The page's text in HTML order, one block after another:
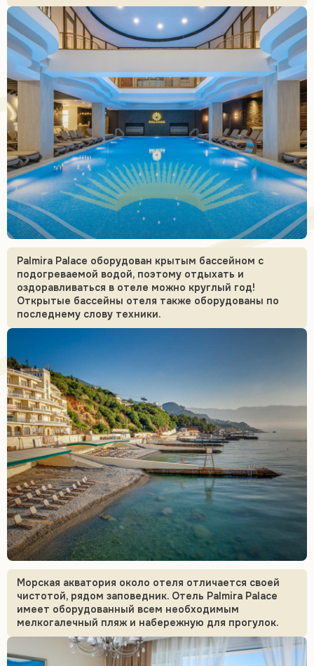
Palmira Palace оборудован крытым бассейном с
подогреваемой водой, поэтому отдыхать и
оздоравливаться в отеле можно круглый год!
Открытые бассейны отеля также оборудованы по
последнему слову техники.
Морская акватория около отеля отличается своей
чистотой, рядом заповедник. Отель Palmira Palace
имеет оборудованный всем необходимым
мелкогалечный пляж и набережную для прогулок.